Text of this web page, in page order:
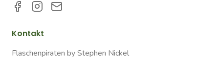
Kontakt
Flaschenpiraten by Stephen Nickel